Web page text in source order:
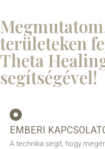
területeken
Theta
segítségével!
EMBERI
A technika segít, hogy